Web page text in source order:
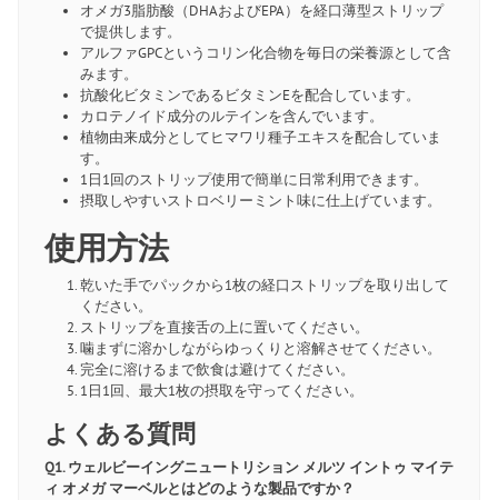
オメガ3脂肪酸（DHAおよびEPA）を経口薄型ストリップ
で提供します。
アルファGPCというコリン化合物を毎日の栄養源として含
みます。
抗酸化ビタミンであるビタミンEを配合しています。
カロテノイド成分のルテインを含んでいます。
植物由来成分としてヒマワリ種子エキスを配合していま
す。
1日1回のストリップ使用で簡単に日常利用できます。
摂取しやすいストロベリーミント味に仕上げています。
使用方法
乾いた手でパックから1枚の経口ストリップを取り出して
ください。
ストリップを直接舌の上に置いてください。
噛まずに溶かしながらゆっくりと溶解させてください。
完全に溶けるまで飲食は避けてください。
1日1回、最大1枚の摂取を守ってください。
よくある質問
Q1. ウェルビーイングニュートリション メルツ イントゥ マイテ
ィ オメガ マーベルとはどのような製品ですか？